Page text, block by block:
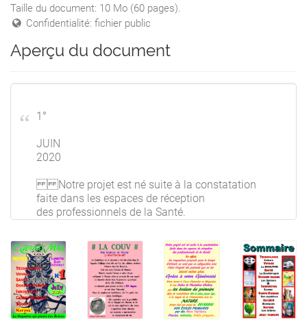
Taille du document: 10 Mo (60 pages).
Confidentialité: fichier public
Aperçu du document
1°
JUIN
2020
Notre projet est né suite à la constatation
faite dans les espaces de réception
des professionnels de la Santé.
les magazines proposés pour le temps
d'attente ne sont pas en adéquation avec
l’état d'esprit des patients qui ne les
lisent même plus.
Grâce à votre Générosité